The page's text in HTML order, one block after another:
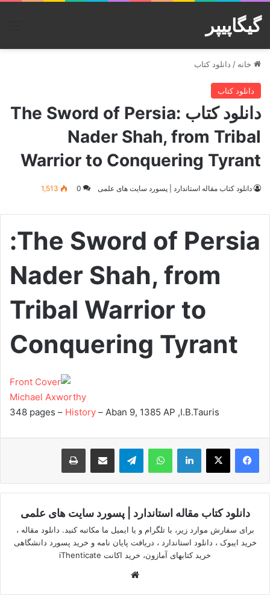
گیگاپیپر
خانه / دانلود کتاب
دانلود کتاب
دانلود کتاب The Sword of Persia:
Nader Shah, from Tribal
Warrior to Conquering Tyrant
دانلود کتاب مقاله استاندارد | پسورد سایت های علمی 0
1,513
The Sword of Persia
:
Nader Shah, from
Tribal Warrior to
Conquering Tyrant
Michael Axworthy
I.B.Tauris
,
Aban 9, 1385 AP
–
History
–
348 pages
لینکدین واتس آپ تلگرام اشتراک گذاری از طریق ایمیل چاپ
دانلود کتاب مقاله استاندارد | پسورد سایت های علمی
برای سفارش موارد زیر، با تلگرام و یا ایمیل ما مکاتبه کنید. دانلود مقاله ،
خرید ایبوک ، دانلود استاندارد ، دریافت پایان نامه و خرید پسورد دانشگاهی
خرید کتابهای آمازون، خرید اکانت iThenticate